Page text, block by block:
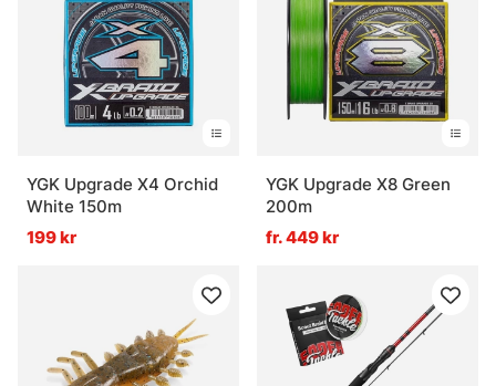
YGK Upgrade X4 Orchid
White 150m
199 kr
YGK Upgrade X8 Green
200m
fr. 449 kr